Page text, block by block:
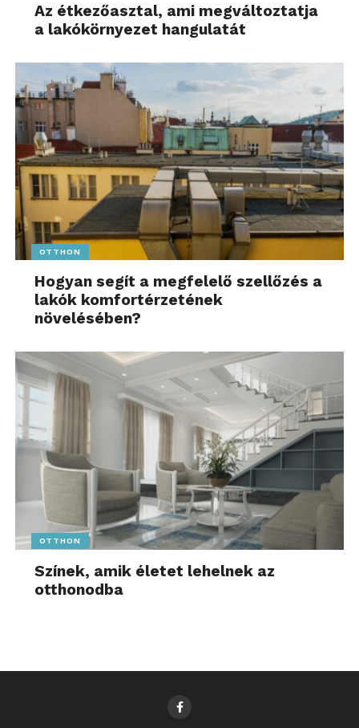
Az étkezőasztal, ami megváltoztatja
a lakókörnyezet hangulatát
OTTHON
Hogyan segít a megfelelő szellőzés a
lakók komfortérzetének
növelésében?
OTTHON
Színek, amik életet lehelnek az
otthonodba